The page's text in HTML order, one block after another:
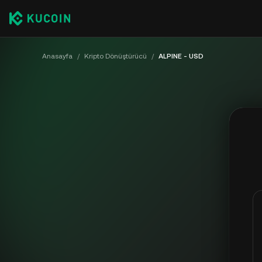
Anasayfa / Kripto Dönüştürücü / ALPINE - USD